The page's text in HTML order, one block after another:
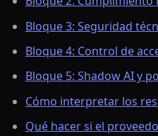
Bloque 3: Seguridad
Bloque 4: Control de
Bloque 5: Shadow AI y
Cómo interpretar los
Qué hacer si el